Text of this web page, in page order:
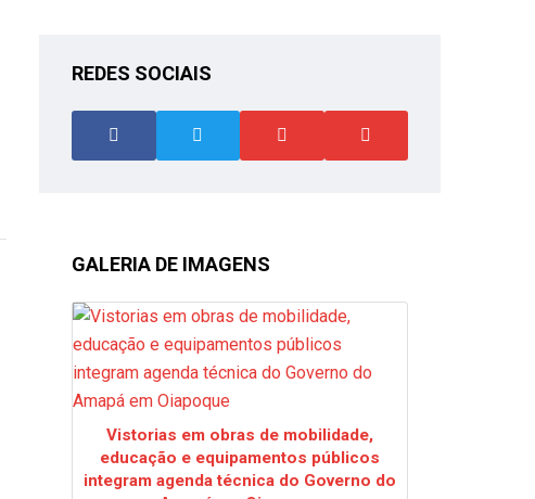
REDES SOCIAIS
GALERIA DE IMAGENS
Vistorias em obras de mobilidade,
educação e equipamentos públicos
integram agenda técnica do Governo do